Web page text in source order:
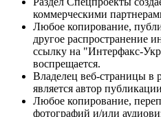
коммерческими
Любое копирование,
другое распространение
ссылку на "Интерфакс-
воспрещается.
Владелец веб-страницы в
является автор
Любое копирование,
фотографий и/или